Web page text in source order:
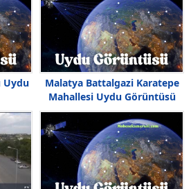
Uydu
Malatya Battalgazi Karatepe
Mahallesi Uydu Görüntüsü
Haritası